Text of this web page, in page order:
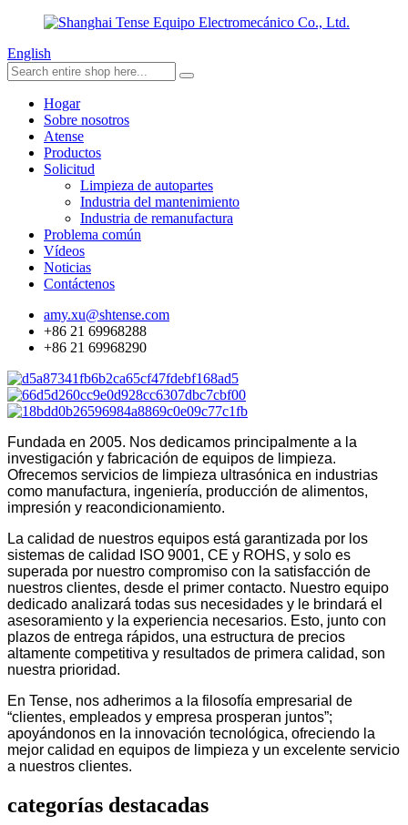
English
Hogar
Sobre nosotros
Atense
Productos
Solicitud
Limpieza de autopartes
Industria del mantenimiento
Industria de remanufactura
Problema común
Vídeos
Noticias
Contáctenos
amy.xu@shtense.com
+86 21 69968288
+86 21 69968290
Fundada en 2005. Nos dedicamos principalmente a la
investigación y fabricación de equipos de limpieza.
Ofrecemos servicios de limpieza ultrasónica en industrias
como manufactura, ingeniería, producción de alimentos,
impresión y reacondicionamiento.
La calidad de nuestros equipos está garantizada por los
sistemas de calidad ISO 9001, CE y ROHS, y solo es
superada por nuestro compromiso con la satisfacción de
nuestros clientes, desde el primer contacto. Nuestro equipo
dedicado analizará todas sus necesidades y le brindará el
asesoramiento y la experiencia necesarios. Esto, junto con
plazos de entrega rápidos, una estructura de precios
altamente competitiva y resultados de primera calidad, son
nuestra prioridad.
En Tense, nos adherimos a la filosofía empresarial de
“clientes, empleados y empresa prosperan juntos”;
apoyándonos en la innovación tecnológica, ofreciendo la
mejor calidad en equipos de limpieza y un excelente servicio
a nuestros clientes.
categorías destacadas